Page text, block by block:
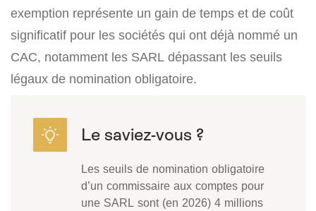
exemption représente un gain de temps et de coût
significatif pour les sociétés qui ont déjà nommé un
CAC, notamment les SARL dépassant les seuils
légaux de nomination obligatoire.
Les seuils de nomination obligatoire
d’un commissaire aux comptes pour
une SARL sont (en 2026) 4 millions